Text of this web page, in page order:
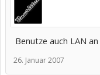
Benutze auch LAN
26. Januar 2007